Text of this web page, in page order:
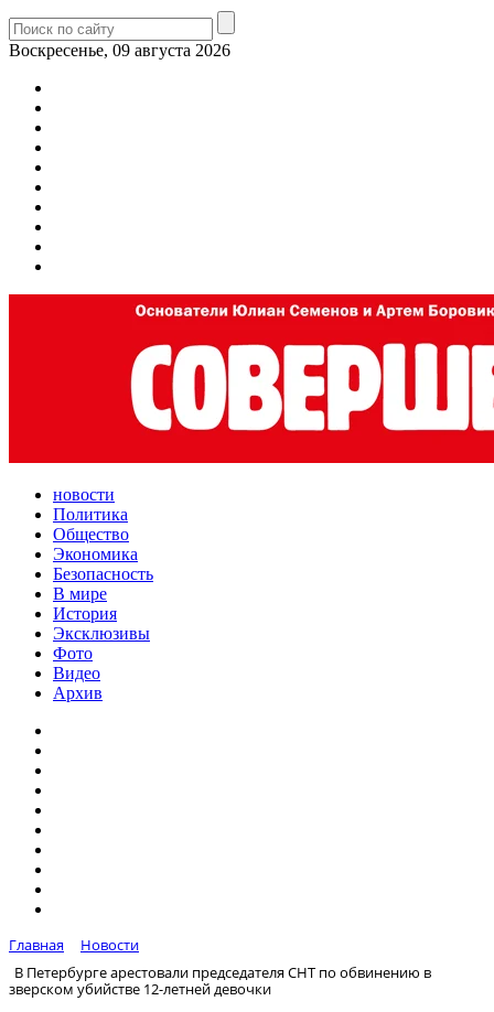
Воскресенье, 09 августа 2026
новости
Политика
Общество
Экономика
Безопасность
В мире
История
Эксклюзивы
Фото
Видео
Архив
Главная
Новости
В Петербурге арестовали председателя СНТ по обвинению в
зверском убийстве 12-летней девочки